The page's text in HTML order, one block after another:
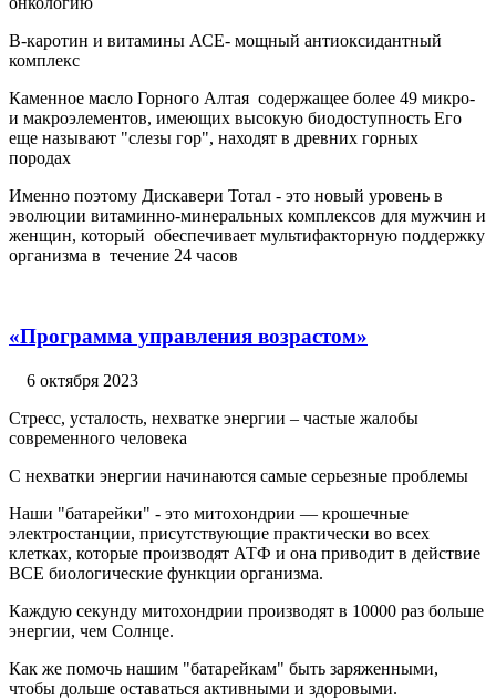
В-каротин и витамины АСЕ- мощный антиоксидантный
комплекс
Каменное масло Горного Алтая содержащее более 49 микро-
и макроэлементов, имеющих высокую биодоступность Его
еще называют "слезы гор", находят в древних горных
породах
Именно поэтому Дискавери Тотал - это новый уровень в
эволюции витаминно-минеральных комплексов для мужчин и
женщин, который обеспечивает мультифакторную поддержку
организма в течение 24 часов
«Программа управления возрастом»
6 октября 2023
Стресс, усталость, нехватке энергии – частые жалобы
современного человека
С нехватки энергии начинаются самые серьезные проблемы
Наши "батарейки" - это митохондрии — крошечные
электростанции, присутствующие практически во всех
клетках, которые производят АТФ и она приводит в действие
ВСЕ биологические функции организма.
Каждую секунду митохондрии производят в 10000 раз больше
энергии, чем Солнце.
Как же помочь нашим "батарейкам" быть заряженными,
чтобы дольше оставаться активными и здоровыми.